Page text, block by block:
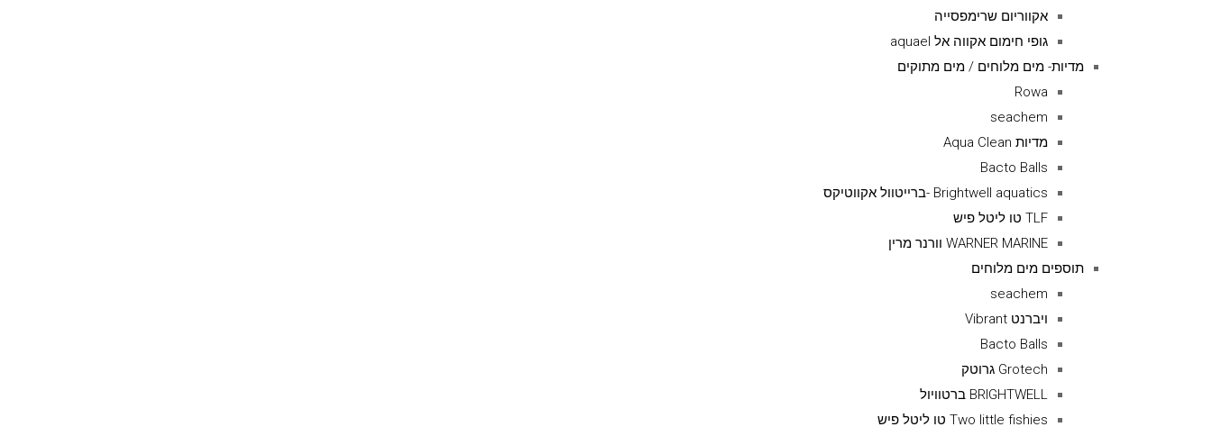
אקווריום שרימפסייה
גופי חימום אקווה אל aquael
מדיות- מים מלוחים / מים מתוקים
Rowa
seachem
מדיות Aqua Clean
Bacto Balls
Brightwell aquatics -ברייטוול אקווטיקס
TLF טו ליטל פיש
WARNER MARINE וורנר מרין
תוספים מים מלוחים
seachem
ויברנט Vibrant
Bacto Balls
Grotech גרוטק
BRIGHTWELL ברטוויול
Two little fishies טו ליטל פיש